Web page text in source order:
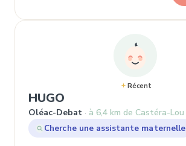
Récent
HUGO
Oléac-Debat
à 6,4 km de Castéra-Lou
Cherche une assistante maternelle